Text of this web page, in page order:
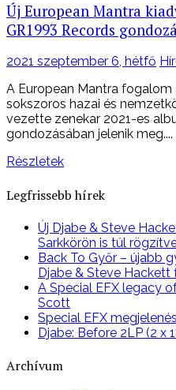
content
Új European Mantra
GR1993 Records
Posted
2021 szeptember 6, hétfő
A European Mantra
sokszoros hazai és
vezette zenekar 2021-es
gondozásában jelenik meg....
Részletek
Legfrissebb hírek
Új Djabe & Steve
Sarkkörön is túl
Back To Győr – újabb
Djabe & Steve Hackett
A Special EFX legacy
Scott
Special EFX
Djabe: Before 2LP (2 x
Archívum